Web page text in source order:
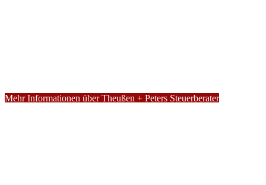
Mehr Informationen über Theußen + Peters Steuerberater